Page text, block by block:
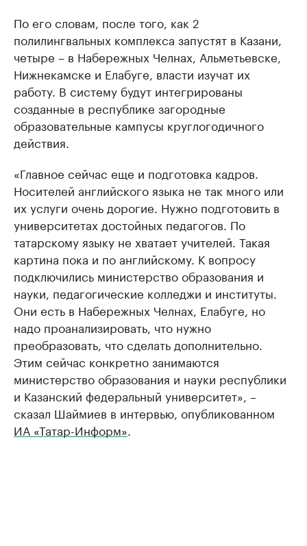
По его словам, после того, как 2
полилингвальных комплекса запустят в Казани,
четыре – в Набережных Челнах, Альметьевске,
Нижнекамске и Елабуге, власти изучат их
работу. В систему будут интегрированы
созданные в республике загородные
образовательные кампусы круглогодичного
действия.
«Главное сейчас еще и подготовка кадров.
Носителей английского языка не так много или
их услуги очень дорогие. Нужно подготовить в
университетах достойных педагогов. По
татарскому языку не хватает учителей. Такая
картина пока и по английскому. К вопросу
подключились министерство образования и
науки, педагогические колледжи и институты.
Они есть в Набережных Челнах, Елабуге, но
надо проанализировать, что нужно
преобразовать, что сделать дополнительно.
Этим сейчас конкретно занимаются
министерство образования и науки республики
и Казанский федеральный университет», –
сказал Шаймиев в интервью, опубликованном
ИА «Татар-Информ»